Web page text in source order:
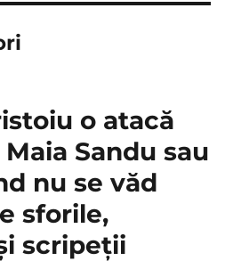
o atacă
Sandu sau
nu se văd
sforile,
scripeţii